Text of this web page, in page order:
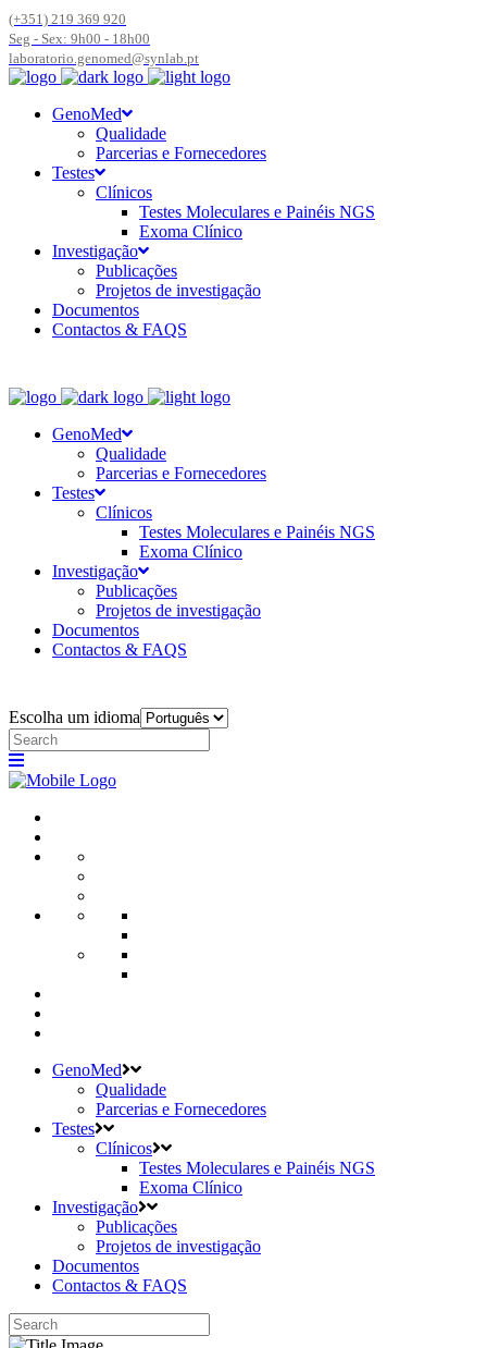
(+351) 219 369 920
Seg - Sex: 9h00 - 18h00
laboratorio.genomed@synlab.pt
GenoMed
Qualidade
Parcerias e Fornecedores
Testes
Clínicos
Testes Moleculares e Painéis NGS
Exoma Clínico
Investigação
Publicações
Projetos de investigação
Documentos
Contactos & FAQS
GenoMed
Qualidade
Parcerias e Fornecedores
Testes
Clínicos
Testes Moleculares e Painéis NGS
Exoma Clínico
Investigação
Publicações
Projetos de investigação
Documentos
Contactos & FAQS
Escolha um idioma
GenoMed
Qualidade
Parcerias e Fornecedores
Testes
Clínicos
Testes Moleculares e Painéis NGS
Exoma Clínico
Investigação
Publicações
Projetos de investigação
Documentos
Contactos & FAQS